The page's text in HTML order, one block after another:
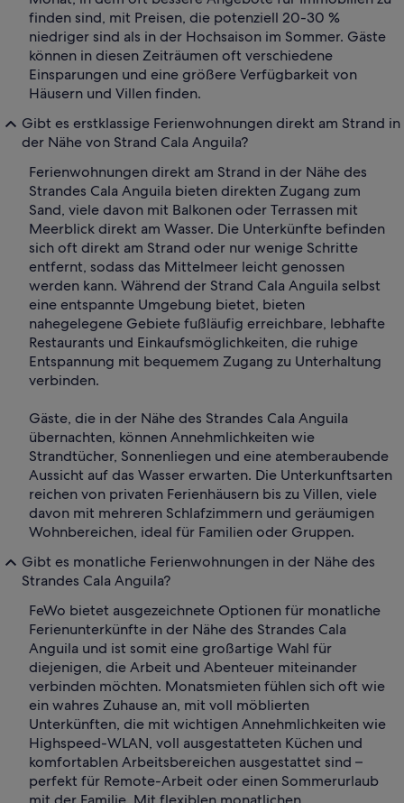
finden sind, mit Preisen, die potenziell 20-30 %
niedriger sind als in der Hochsaison im Sommer. Gäste
können in diesen Zeiträumen oft verschiedene
Einsparungen und eine größere Verfügbarkeit von
Häusern und Villen finden.
Gibt es erstklassige Ferienwohnungen direkt am Strand in
der Nähe von Strand Cala Anguila?
Ferienwohnungen direkt am Strand in der Nähe des
Strandes Cala Anguila bieten direkten Zugang zum
Sand, viele davon mit Balkonen oder Terrassen mit
Meerblick direkt am Wasser. Die Unterkünfte befinden
sich oft direkt am Strand oder nur wenige Schritte
entfernt, sodass das Mittelmeer leicht genossen
werden kann. Während der Strand Cala Anguila selbst
eine entspannte Umgebung bietet, bieten
nahegelegene Gebiete fußläufig erreichbare, lebhafte
Restaurants und Einkaufsmöglichkeiten, die ruhige
Entspannung mit bequemem Zugang zu Unterhaltung
verbinden.
Gäste, die in der Nähe des Strandes Cala Anguila
übernachten, können Annehmlichkeiten wie
Strandtücher, Sonnenliegen und eine atemberaubende
Aussicht auf das Wasser erwarten. Die Unterkunftsarten
reichen von privaten Ferienhäusern bis zu Villen, viele
davon mit mehreren Schlafzimmern und geräumigen
Wohnbereichen, ideal für Familien oder Gruppen.
Gibt es monatliche Ferienwohnungen in der Nähe des
Strandes Cala Anguila?
FeWo bietet ausgezeichnete Optionen für monatliche
Ferienunterkünfte in der Nähe des Strandes Cala
Anguila und ist somit eine großartige Wahl für
diejenigen, die Arbeit und Abenteuer miteinander
verbinden möchten. Monatsmieten fühlen sich oft wie
ein wahres Zuhause an, mit voll möblierten
Unterkünften, die mit wichtigen Annehmlichkeiten wie
Highspeed-WLAN, voll ausgestatteten Küchen und
komfortablen Arbeitsbereichen ausgestattet sind –
perfekt für Remote-Arbeit oder einen Sommerurlaub